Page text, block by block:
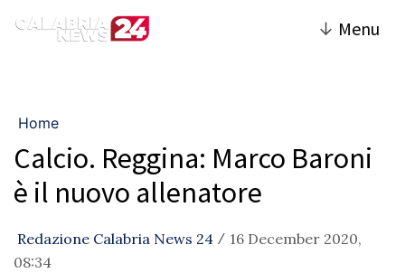
↓ Menu
Home
Calcio. Reggina: Marco Baroni
è il nuovo allenatore
Redazione Calabria News 24 / 16 December 2020,
08:34